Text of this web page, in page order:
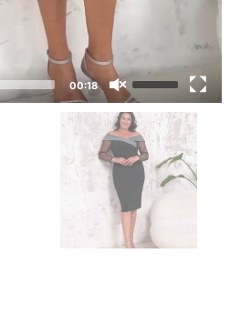
00:18